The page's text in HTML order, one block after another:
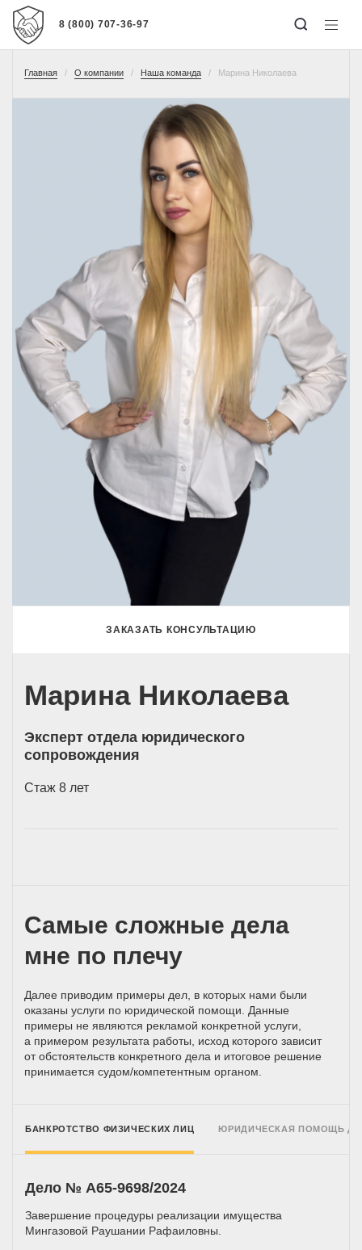
8 (800) 707-36-97
Главная О компании Наша команда Марина Николаева
ЗАКАЗАТЬ КОНСУЛЬТАЦИЮ
Марина Николаева
Эксперт отдела юридического
сопровождения
Стаж 8 лет
Самые сложные дела
мне по плечу
Далее приводим примеры дел, в которых нами были
оказаны услуги по юридической помощи. Данные
примеры не являются рекламой конкретной услуги,
а примером результата работы, исход которого зависит
от обстоятельств конкретного дела и итоговое решение
принимается судом/компетентным органом.
БАНКРОТСТВО ФИЗИЧЕСКИХ ЛИЦ ЮРИДИЧЕСКАЯ ПОМОЩЬ
Дело № А65-9698/2024
Завершение процедуры реализации имущества
Мингазовой Раушании Рафаиловны.